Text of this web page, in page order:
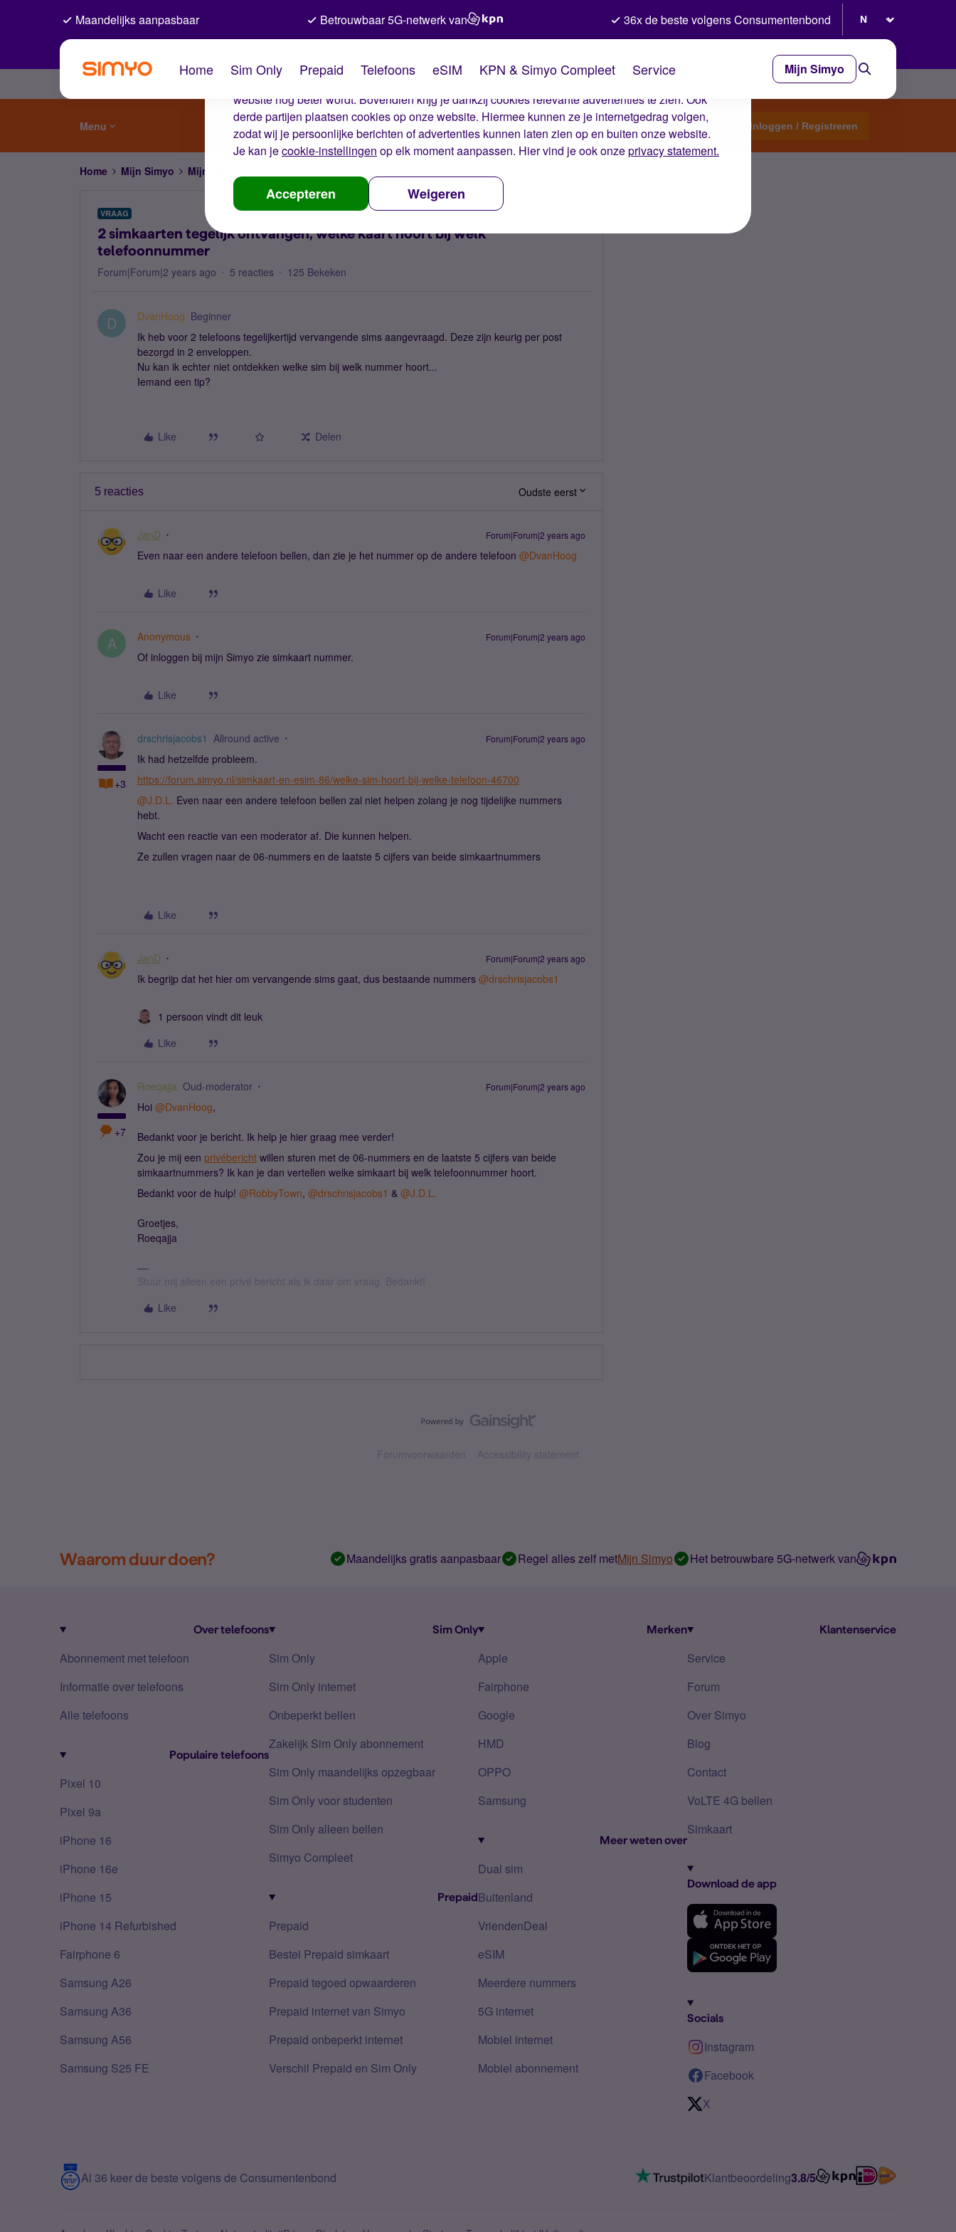
De cookies van Simyo
Wij gebruiken cookies op onze website. Met deze cookies zorgen wij ervoor dat je ervaring op de
website nog beter wordt. Bovendien krijg je dankzij cookies relevante advertenties te zien. Ook
derde partijen plaatsen cookies op onze website. Hiermee kunnen ze je internetgedrag volgen,
zodat wij je persoonlijke berichten of advertenties kunnen laten zien op en buiten onze website.
Je kan jecookie-instellingen op elk moment aanpassen. Hier vind je ook onzeprivacy statement.
Accepteren Weigeren
Maandelijks aanpasbaar Betrouwbaar 5G-netwerk van 36x de beste volgens Consumentenbond
Home Sim Only Prepaid Telefoons eSIM KPN & Simyo Compleet Service Mijn Simyo
Menu Start een topic Inloggen / Registreren
Home Mijn Simyo Mijn Simyo
VRAAG
2 simkaarten tegelijk ontvangen, welke kaart hoort bij welk
telefoonnummer
Forum|Forum|2 years ago 5 reacties 125 Bekeken
D DvanHoog Beginner
Ik heb voor 2 telefoons tegelijkertijd vervangende sims aangevraagd. Deze zijn keurig per post
bezorgd in 2 enveloppen.
Nu kan ik echter niet ontdekken welke sim bij welk nummer hoort...
Iemand een tip?
Like Delen
5 reacties Oudste eerst
JanD Forum|Forum|2 years ago
Even naar een andere telefoon bellen, dan zie je het nummer op de andere telefoon @DvanHoog
Like
A Anonymous Forum|Forum|2 years ago
Of inloggen bij mijn Simyo zie simkaart nummer.
Like
+3
drschrisjacobs1 Allround active Forum|Forum|2 years ago
Ik had hetzelfde probleem.
https://forum.simyo.nl/simkaart-en-esim-86/welke-sim-hoort-bij-welke-telefoon-46700
@J.D.L. Even naar een andere telefoon bellen zal niet helpen zolang je nog tijdelijke nummers
hebt.
Wacht een reactie van een moderator af. Die kunnen helpen.
Ze zullen vragen naar de 06-nummers en de laatste 5 cijfers van beide simkaartnummers
Like
JanD Forum|Forum|2 years ago
Ik begrijp dat het hier om vervangende sims gaat, dus bestaande nummers @drschrisjacobs1
1 persoon vindt dit leuk
Like
+7
Roeqajja Oud-moderator Forum|Forum|2 years ago
Hoi @DvanHoog,
Bedankt voor je bericht. Ik help je hier graag mee verder!
Zou je mij een privébericht willen sturen met de 06-nummers en de laatste 5 cijfers van beide
simkaartnummers? Ik kan je dan vertellen welke simkaart bij welk telefoonnummer hoort.
Bedankt voor de hulp! @RobbyTown, @drschrisjacobs1 & @J.D.L.
Groetjes,
Roeqajja
Stuur mij alleen een privé bericht als ik daar om vraag. Bedankt!
Like
Forumvoorwaarden Accessibility statement
Waarom duur doen? Maandelijks gratis aanpasbaar Regel alles zelf metMijn Simyo Het betrouwbare 5G-netwerk van
Over telefoons
Abonnement met telefoon
Informatie over telefoons
Alle telefoons
Populaire telefoons
Pixel 10
Pixel 9a
iPhone 16
iPhone 16e
iPhone 15
iPhone 14 Refurbished
Fairphone 6
Samsung A26
Samsung A36
Samsung A56
Samsung S25 FE
Sim Only
Sim Only
Sim Only internet
Onbeperkt bellen
Zakelijk Sim Only abonnement
Sim Only maandelijks opzegbaar
Sim Only voor studenten
Sim Only alleen bellen
Simyo Compleet
Prepaid
Prepaid
Bestel Prepaid simkaart
Prepaid tegoed opwaarderen
Prepaid internet van Simyo
Prepaid onbeperkt internet
Verschil Prepaid en Sim Only
Merken
Apple
Fairphone
Google
HMD
OPPO
Samsung
Meer weten over
Dual sim
Buitenland
VriendenDeal
eSIM
Meerdere nummers
5G internet
Mobiel internet
Mobiel abonnement
Klantenservice
Service
Forum
Over Simyo
Blog
Contact
VoLTE 4G bellen
Simkaart
Download de app
Socials
Instagram
Facebook
X
Al 36 keer de beste volgens de Consumentenbond Klantbeoordeling3.8/5